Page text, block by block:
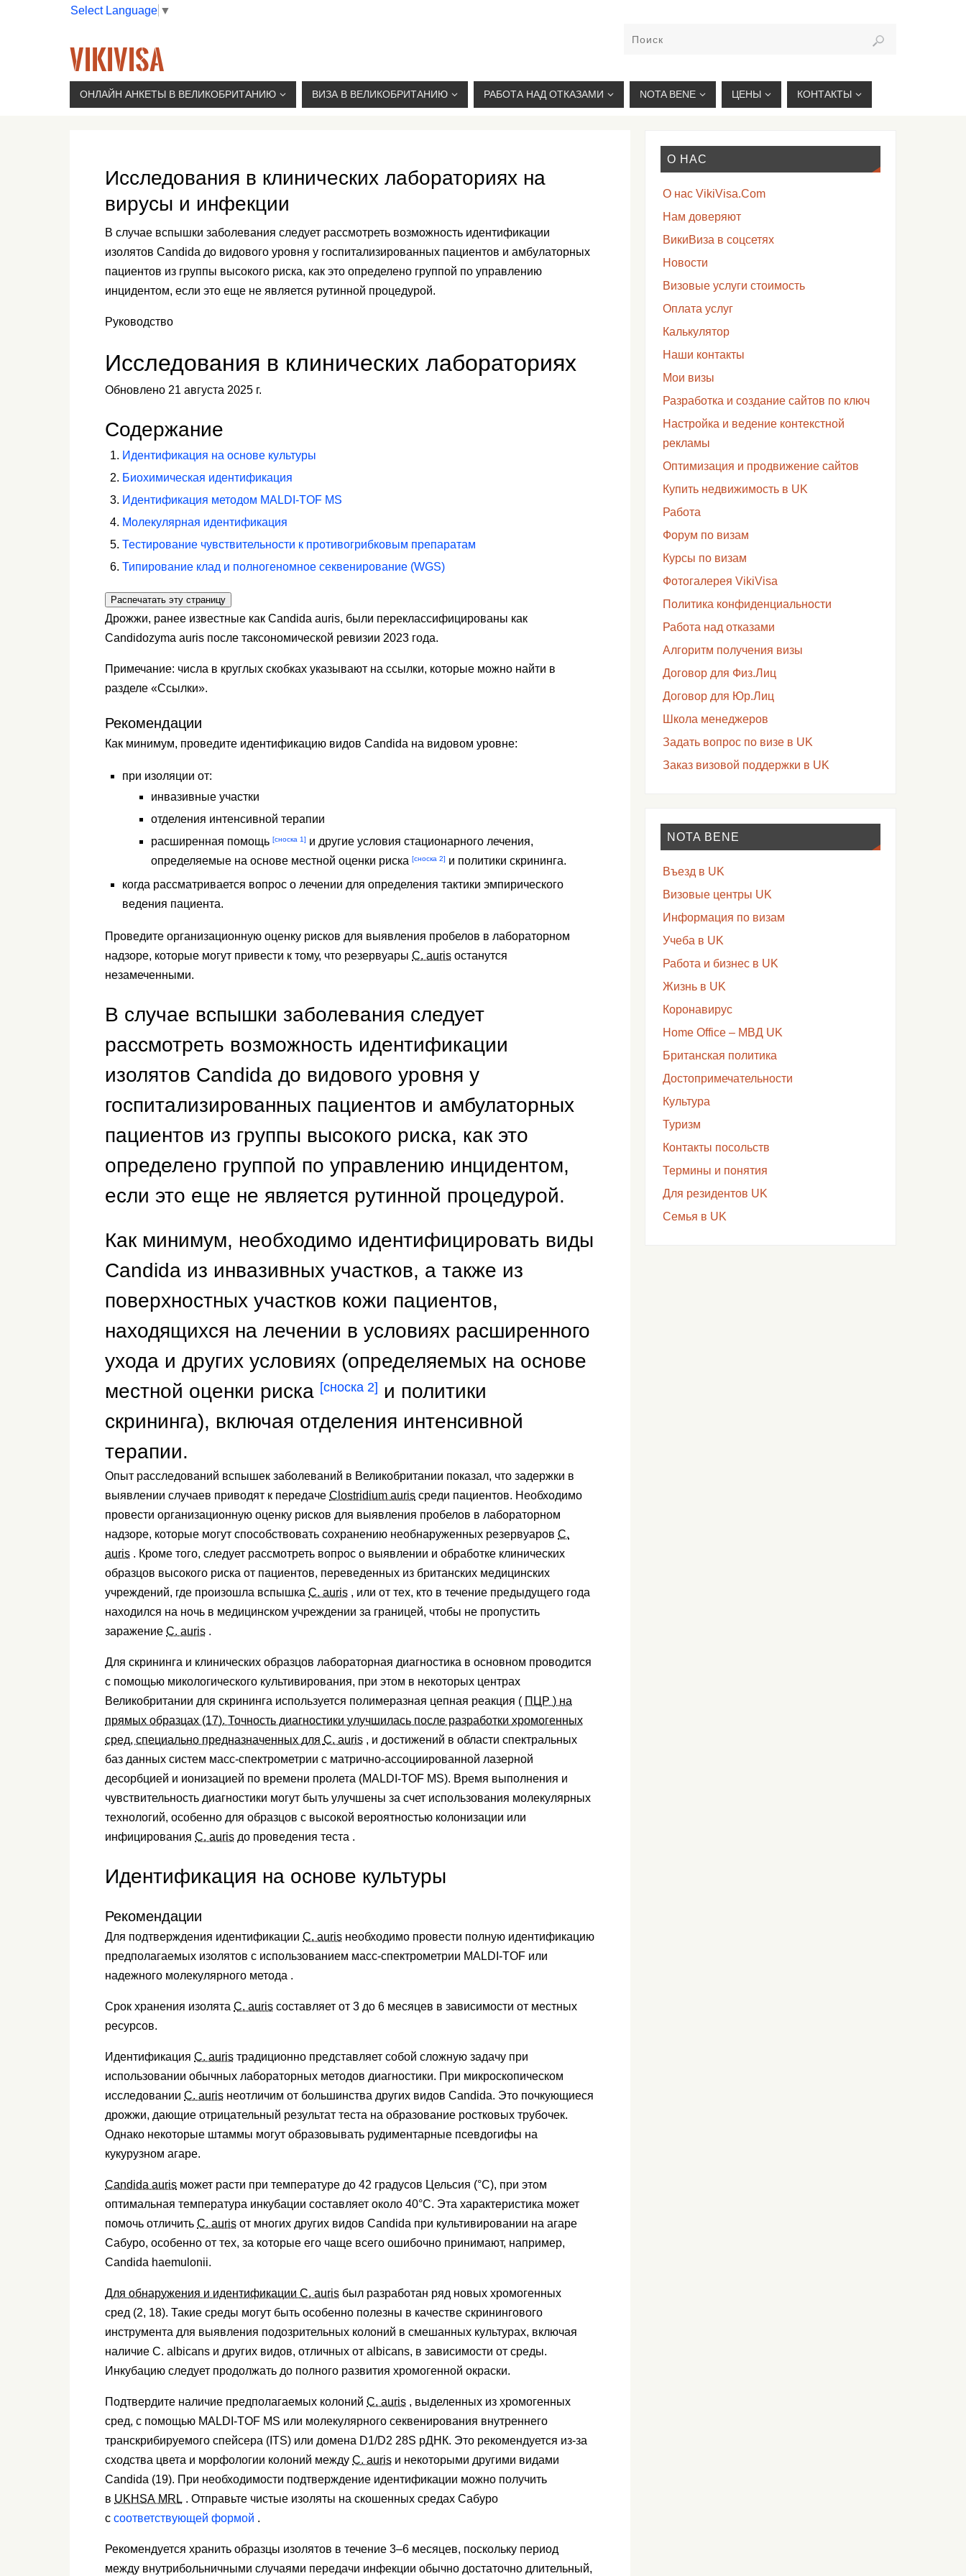
Select Language ▼
VIKIVISA
Г. МОСКВА, 2-Й СЫРОМЯТНИЧЕСКИЙ ПЕР., 11, М. КУРСКАЯ, +7(926)734-03-33, +7(926)274-03-33, VISA@VIKIVISA.RU
ОНЛАЙН АНКЕТЫ В ВЕЛИКОБРИТАНИЮ ВИЗА В ВЕЛИКОБРИТАНИЮ РАБОТА НАД ОТКАЗАМИ NOTA BENE ЦЕНЫ КОНТАКТЫ
Исследования в клинических лабораториях на
вирусы и инфекции
В случае вспышки заболевания следует рассмотреть возможность идентификации
изолятов Candida до видового уровня у госпитализированных пациентов и амбулаторных
пациентов из группы высокого риска, как это определено группой по управлению
инцидентом, если это еще не является рутинной процедурой.
Руководство
Исследования в клинических лабораториях
Обновлено 21 августа 2025 г.
Содержание
Идентификация на основе культуры
Биохимическая идентификация
Идентификация методом MALDI-TOF MS
Молекулярная идентификация
Тестирование чувствительности к противогрибковым препаратам
Типирование клад и полногеномное секвенирование (WGS)
Распечатать эту страницу
Дрожжи, ранее известные как Candida auris, были переклассифицированы как
Candidozyma auris после таксономической ревизии 2023 года.
Примечание: числа в круглых скобках указывают на ссылки, которые можно найти в
разделе «Ссылки».
Рекомендации
Как минимум, проведите идентификацию видов Candida на видовом уровне:
при изоляции от:
инвазивные участки
отделения интенсивной терапии
расширенная помощь [сноска 1] и другие условия стационарного лечения,
определяемые на основе местной оценки риска [сноска 2] и политики скрининга.
когда рассматривается вопрос о лечении для определения тактики эмпирического
ведения пациента.
Проведите организационную оценку рисков для выявления пробелов в лабораторном
надзоре, которые могут привести к тому, что резервуары C. auris останутся
незамеченными.
В случае вспышки заболевания следует
рассмотреть возможность идентификации
изолятов Candida до видового уровня у
госпитализированных пациентов и амбулаторных
пациентов из группы высокого риска, как это
определено группой по управлению инцидентом,
если это еще не является рутинной процедурой.
Как минимум, необходимо идентифицировать виды
Candida из инвазивных участков, а также из
поверхностных участков кожи пациентов,
находящихся на лечении в условиях расширенного
ухода и других условиях (определяемых на основе
местной оценки риска [сноска 2] и политики
скрининга), включая отделения интенсивной
терапии.
Опыт расследований вспышек заболеваний в Великобритании показал, что задержки в
выявлении случаев приводят к передаче Clostridium auris среди пациентов. Необходимо
провести организационную оценку рисков для выявления пробелов в лабораторном
надзоре, которые могут способствовать сохранению необнаруженных резервуаров C.
auris . Кроме того, следует рассмотреть вопрос о выявлении и обработке клинических
образцов высокого риска от пациентов, переведенных из британских медицинских
учреждений, где произошла вспышка C. auris , или от тех, кто в течение предыдущего года
находился на ночь в медицинском учреждении за границей, чтобы не пропустить
заражение C. auris .
Для скрининга и клинических образцов лабораторная диагностика в основном проводится
с помощью микологического культивирования, при этом в некоторых центрах
Великобритании для скрининга используется полимеразная цепная реакция ( ПЦР ) на
прямых образцах (17). Точность диагностики улучшилась после разработки хромогенных
сред, специально предназначенных для C. auris , и достижений в области спектральных
баз данных систем масс-спектрометрии с матрично-ассоциированной лазерной
десорбцией и ионизацией по времени пролета (MALDI-TOF MS). Время выполнения и
чувствительность диагностики могут быть улучшены за счет использования молекулярных
технологий, особенно для образцов с высокой вероятностью колонизации или
инфицирования C. auris до проведения теста .
Идентификация на основе культуры
Рекомендации
Для подтверждения идентификации C. auris необходимо провести полную идентификацию
предполагаемых изолятов с использованием масс-спектрометрии MALDI-TOF или
надежного молекулярного метода .
Срок хранения изолята C. auris составляет от 3 до 6 месяцев в зависимости от местных
ресурсов.
Идентификация C. auris традиционно представляет собой сложную задачу при
использовании обычных лабораторных методов диагностики. При микроскопическом
исследовании C. auris неотличим от большинства других видов Candida. Это почкующиеся
дрожжи, дающие отрицательный результат теста на образование ростковых трубочек.
Однако некоторые штаммы могут образовывать рудиментарные псевдогифы на
кукурузном агаре.
Candida auris может расти при температуре до 42 градусов Цельсия (°C), при этом
оптимальная температура инкубации составляет около 40°C. Эта характеристика может
помочь отличить C. auris от многих других видов Candida при культивировании на агаре
Сабуро, особенно от тех, за которые его чаще всего ошибочно принимают, например,
Candida haemulonii.
Для обнаружения и идентификации C. auris был разработан ряд новых хромогенных
сред (2, 18). Такие среды могут быть особенно полезны в качестве скринингового
инструмента для выявления подозрительных колоний в смешанных культурах, включая
наличие C. albicans и других видов, отличных от albicans, в зависимости от среды.
Инкубацию следует продолжать до полного развития хромогенной окраски.
Подтвердите наличие предполагаемых колоний C. auris , выделенных из хромогенных
сред, с помощью MALDI-TOF MS или молекулярного секвенирования внутреннего
транскрибируемого спейсера (ITS) или домена D1/D2 28S рДНК. Это рекомендуется из-за
сходства цвета и морфологии колоний между C. auris и некоторыми другими видами
Candida (19). При необходимости подтверждение идентификации можно получить
в UKHSA MRL . Отправьте чистые изоляты на скошенных средах Сабуро
с соответствующей формой .
Рекомендуется хранить образцы изолятов в течение 3–6 месяцев, поскольку период
между внутрибольничными случаями передачи инфекции обычно достаточно длительный,
О НАС
О нас VikiVisa.Com
Нам доверяют
ВикиВиза в соцсетях
Новости
Визовые услуги стоимость
Оплата услуг
Калькулятор
Наши контакты
Мои визы
Разработка и создание сайтов по ключ
Настройка и ведение контекстной
рекламы
Оптимизация и продвижение сайтов
Купить недвижимость в UK
Работа
Форум по визам
Курсы по визам
Фотогалерея VikiVisa
Политика конфиденциальности
Работа над отказами
Алгоритм получения визы
Договор для Физ.Лиц
Договор для Юр.Лиц
Школа менеджеров
Задать вопрос по визе в UK
Заказ визовой поддержки в UK
NOTA BENE
Въезд в UK
Визовые центры UK
Информация по визам
Учеба в UK
Работа и бизнес в UK
Жизнь в UK
Коронавирус
Home Office – МВД UK
Британская политика
Достопримечательности
Культура
Туризм
Контакты посольств
Термины и понятия
Для резидентов UK
Семья в UK